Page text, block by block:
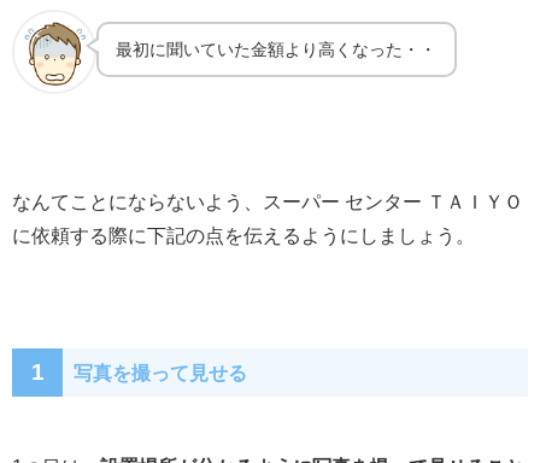
最初に聞いていた金額より高くなった・・
なんてことにならないよう、スーパー センター ＴＡＩＹＯ
に依頼する際に下記の点を伝えるようにしましょう。
1 写真を撮って見せる